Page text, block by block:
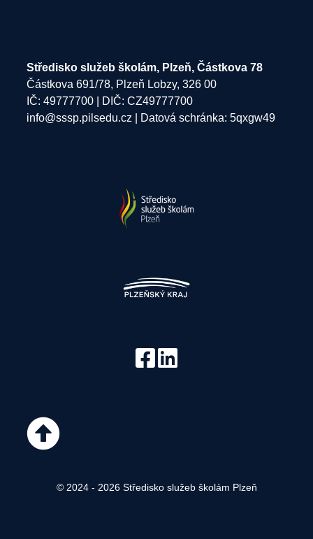
Středisko služeb školám, Plzeň, Částkova 78
Částkova 691/78, Plzeň Lobzy, 326 00
IČ: 49777700 | DIČ: CZ49777700
info@sssp.pilsedu.cz | Datová schránka: 5qxgw49
© 2024 - 2026 Středisko služeb školám Plzeň